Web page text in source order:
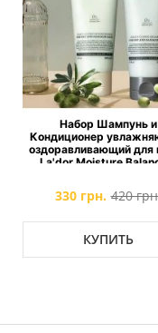
Набор Шампунь и
Кондиционер
оздоравливающий для
La'dor Moisture
330 грн. 420
КУПИТЬ